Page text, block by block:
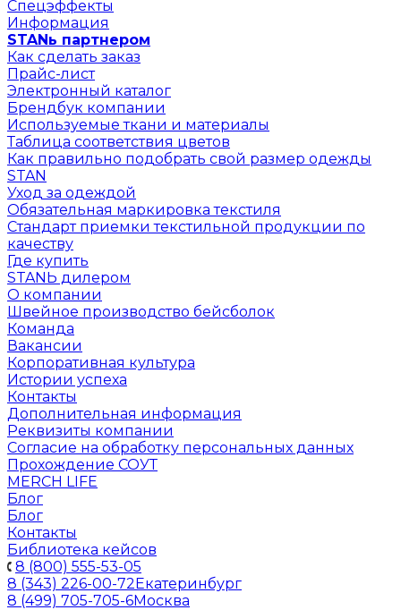
Спецэффекты
Информация
STANь партнером
Как сделать заказ
Прайс-лист
Электронный каталог
Брендбук компании
Используемые ткани и материалы
Таблица соответствия цветов
Как правильно подобрать свой размер одежды
STAN
Уход за одеждой
Обязательная маркировка текстиля
Стандарт приемки текстильной продукции по
качеству
Где купить
STANЬ дилером
О компании
Швейное производство бейсболок
Команда
Вакансии
Корпоративная культура
Истории успеха
Контакты
Дополнительная информация
Реквизиты компании
Согласие на обработку персональных данных
Прохождение СОУТ
MERCH LIFE
Блог
Блог
Контакты
Библиотека кейсов
8 (800) 555-53-05
8 (343) 226-00-72Екатеринбург
8 (499) 705-705-6Москва